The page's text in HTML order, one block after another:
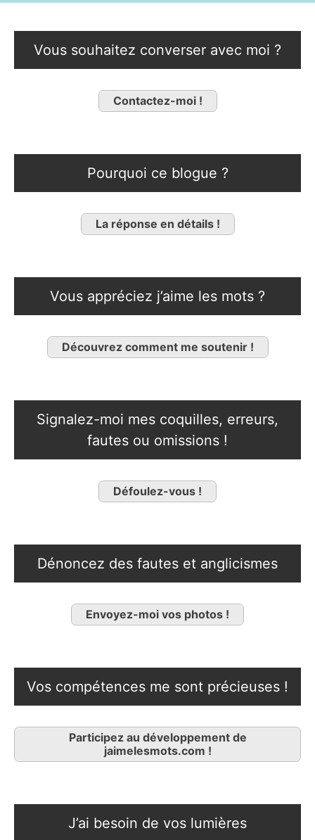
Vous souhaitez converser avec moi ?
Contactez-moi !
Pourquoi ce blogue ?
La réponse en détails !
Vous appréciez j’aime les mots ?
Découvrez comment me soutenir !
Signalez-moi mes coquilles, erreurs,
fautes ou omissions !
Défoulez-vous !
Dénoncez des fautes et anglicismes
Envoyez-moi vos photos !
Vos compétences me sont précieuses !
Participez au développement de
jaimelesmots.com !
J’ai besoin de vos lumières